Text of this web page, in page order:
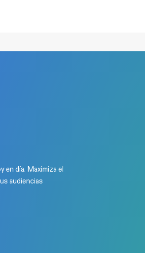
en día. Maximiza el
audiencias